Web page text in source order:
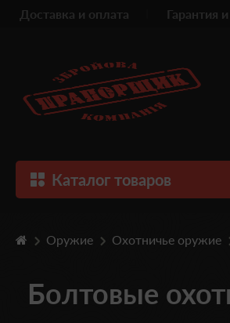
Доставка и оплата Гарантия
Каталог товаров
Оружие Охотничье оружие
Болтовые